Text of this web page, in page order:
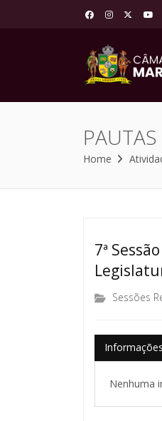
Home
7ª
Sessões
Informações
Nenhuma